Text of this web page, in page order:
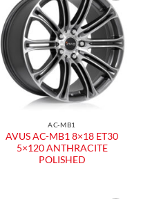
Aggiungi
alla lista
dei
desideri
AC-MB1
AVUS AC-MB1 8×18 ET30
5×120 ANTHRACITE
POLISHED